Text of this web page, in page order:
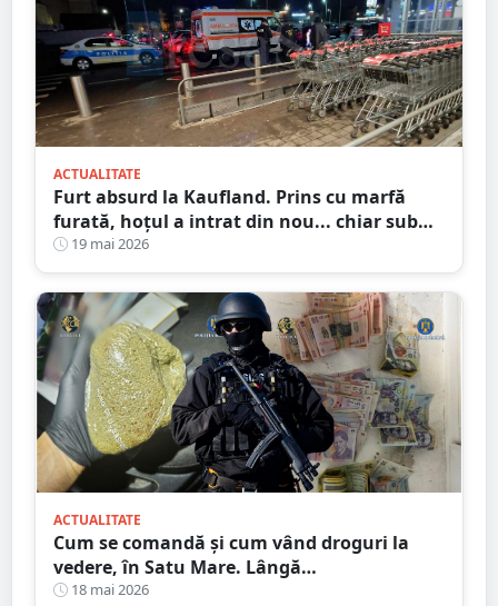
ACTUALITATE
Furt absurd la Kaufland. Prins cu marfă
furată, hoțul a intrat din nou... chiar sub
ochii paznicilor
19 mai 2026
ACTUALITATE
Cum se comandă și cum vând droguri la
vedere, în Satu Mare. Lângă
hoteluri/restaurante cunoscute
18 mai 2026